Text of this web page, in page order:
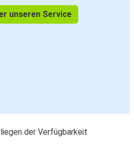
unseren Service
der Verfügbarkeit